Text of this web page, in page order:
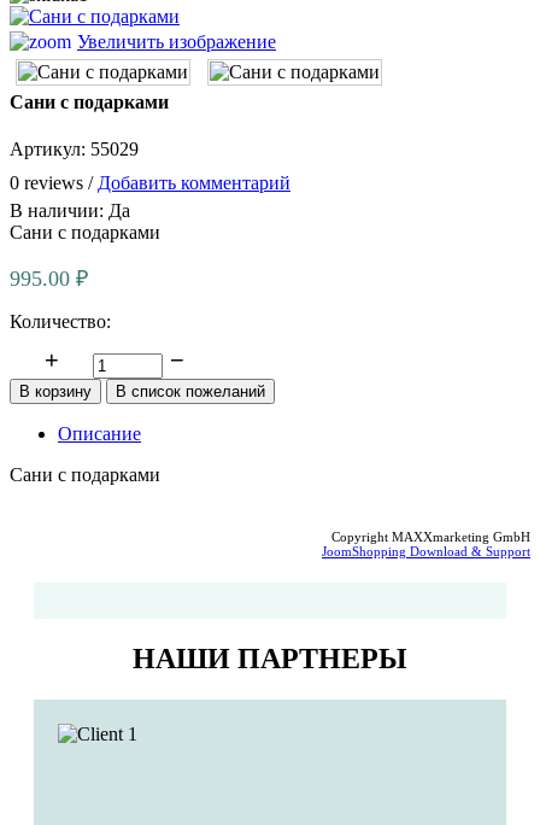
Увеличить изображение
Сани с подарками
Артикул: 55029
0 reviews / Добавить комментарий
В наличии: Да
Сани с подарками
995.00 ₽
Количество:
Описание
Сани с подарками
Copyright MAXXmarketing GmbH
JoomShopping Download & Support
НАШИ ПАРТНЕРЫ